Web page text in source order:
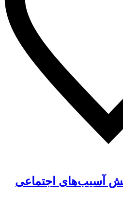
آسیب‌های اجتماعی